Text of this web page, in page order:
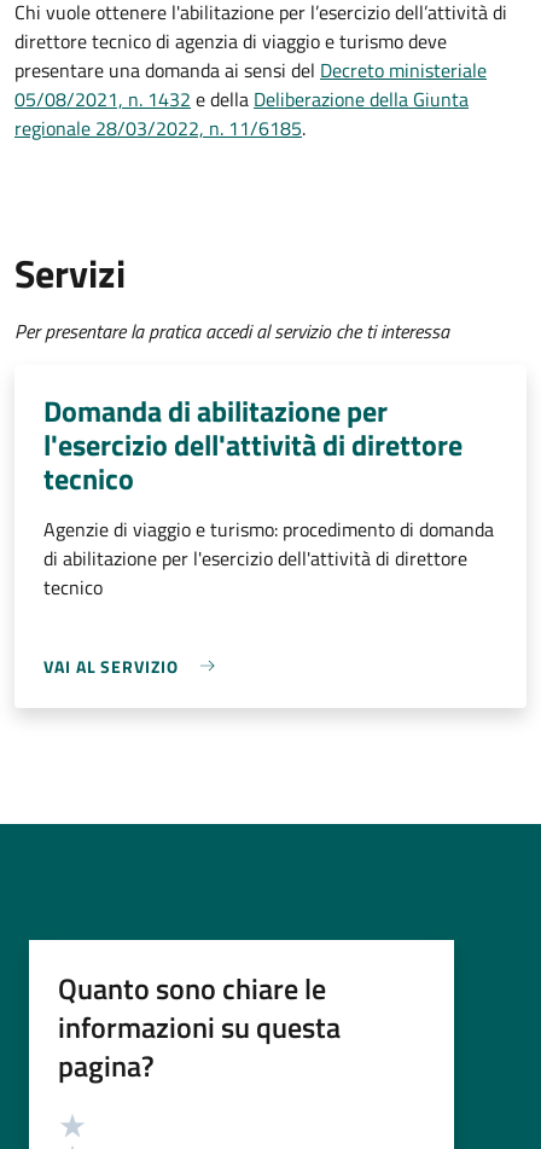
Chi vuole ottenere l'abilitazione per l’esercizio dell’attività di
direttore tecnico di agenzia di viaggio e turismo deve
presentare una domanda ai sensi del Decreto ministeriale
05/08/2021, n. 1432 e della Deliberazione della Giunta
regionale 28/03/2022, n. 11/6185.
Servizi
Per presentare la pratica accedi al servizio che ti interessa
Domanda di abilitazione per
l'esercizio dell'attività di direttore
tecnico
Agenzie di viaggio e turismo: procedimento di domanda
di abilitazione per l'esercizio dell'attività di direttore
tecnico
VAI AL SERVIZIO
Quanto sono chiare le
informazioni su questa
pagina?
Valutazione